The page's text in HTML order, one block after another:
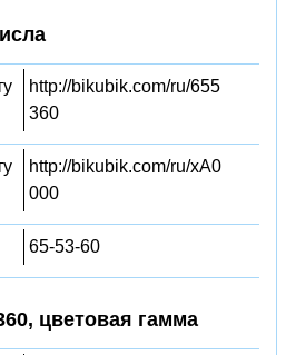
http://bikubik.com/ru/655
360
http://bikubik.com/ru/xA0
000
65-53-60
цветовая гамма